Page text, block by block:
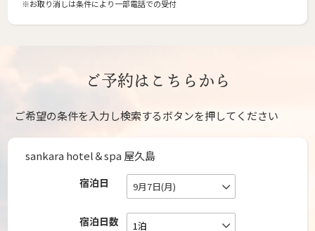
※お取り消しは条件により一部電話での受付
ご予約はこちらから
ご希望の条件を入力し検索するボタンを押してください
sankara hotel＆spa 屋久島
宿泊日 9月7日(月)
宿泊日数